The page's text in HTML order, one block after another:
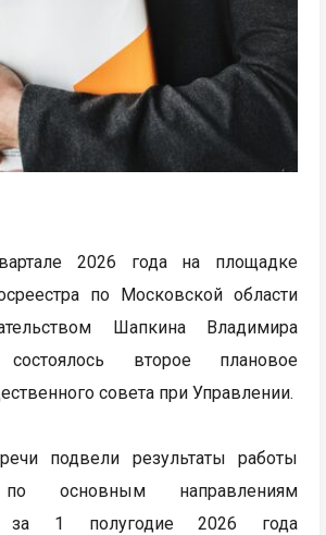
2026 года на площадке
по Московской области
Шапкина Владимира
состоялось второе плановое
совета при Управлении.
подвели результаты работы
по основным направлениям
за 1 полугодие 2026 года